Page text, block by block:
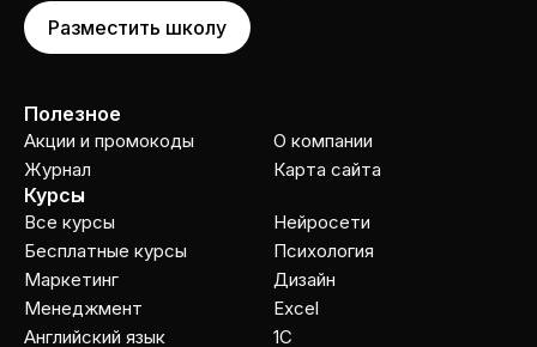
Разместить школу
Полезное
Акции и промокоды
Журнал
О компании
Карта сайта
Курсы
Все курсы
Бесплатные курсы
Маркетинг
Менеджмент
Английский язык
Нейросети
Психология
Дизайн
Excel
1C